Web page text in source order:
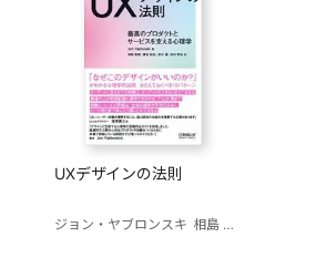
UXデザインの法則
ジョン・ヤブロンスキ 相島 雅樹（訳）